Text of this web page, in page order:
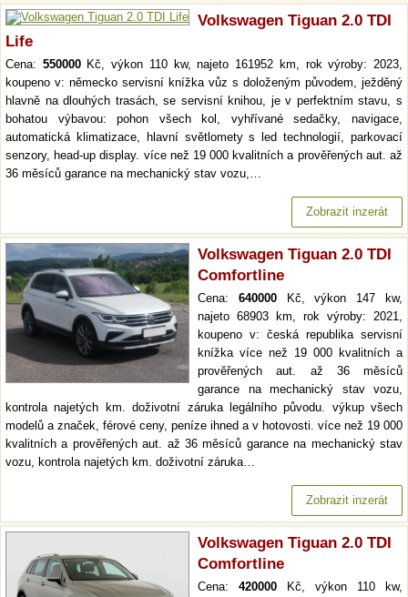
Volkswagen Tiguan 2.0 TDI
Life
Cena: 550000Kč, výkon 110 kw, najeto 161952 km, rok výroby: 2023,
koupeno v: německo servisní knížka vůz s doloženým původem, ježděný
hlavně na dlouhých trasách, se servisní knihou, je v perfektním stavu, s
bohatou výbavou: pohon všech kol, vyhřívané sedačky, navigace,
automatická klimatizace, hlavní světlomety s led technologií, parkovací
senzory, head-up display. více než 19 000 kvalitních a prověřených aut. až
36 měsíců garance na mechanický stav vozu,…
Zobrazit inzerát
Volkswagen Tiguan 2.0 TDI
Comfortline
Cena: 640000Kč, výkon 147 kw,
najeto 68903 km, rok výroby: 2021,
koupeno v: česká republika servisní
knížka více než 19 000 kvalitních a
prověřených aut. až 36 měsíců
garance na mechanický stav vozu,
kontrola najetých km. doživotní záruka legálního původu. výkup všech
modelů a značek, férové ceny, peníze ihned a v hotovosti. více než 19 000
kvalitních a prověřených aut. až 36 měsíců garance na mechanický stav
vozu, kontrola najetých km. doživotní záruka…
Zobrazit inzerát
Volkswagen Tiguan 2.0 TDI
Comfortline
Cena: 420000 Kč, výkon 110 kw,